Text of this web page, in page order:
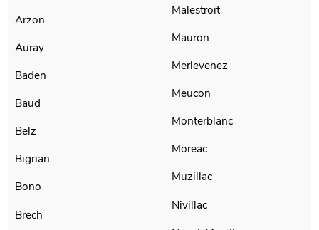
Arzon
Auray
Baden
Baud
Belz
Bignan
Bono
Brech
Malestroit
Mauron
Merlevenez
Meucon
Monterblanc
Moreac
Muzillac
Nivillac